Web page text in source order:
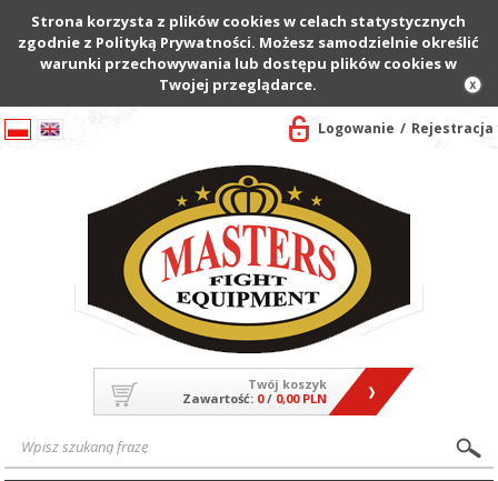
Strona korzysta z plików cookies w celach statystycznych
zgodnie z Polityką Prywatności. Możesz samodzielnie określić
warunki przechowywania lub dostępu plików cookies w
Twojej przeglądarce.
Logowanie Rejestracja
Twój koszyk
Zawartość: 0/ 0,00 PLN